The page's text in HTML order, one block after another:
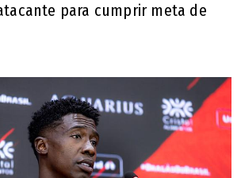
para cumprir meta de